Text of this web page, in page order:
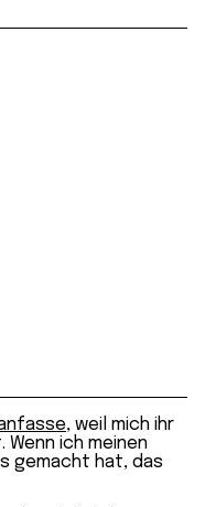
, weil mich ihr
ich meinen
gemacht hat, das